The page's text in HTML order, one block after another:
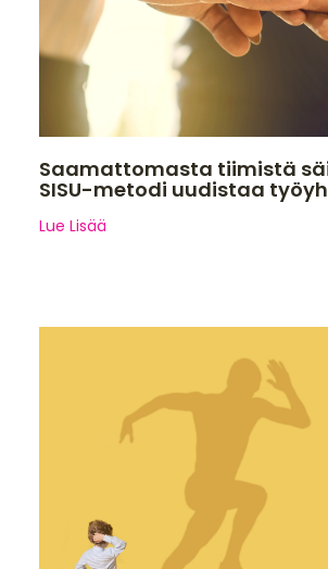
Saamattomasta tiimistä
SISU-metodi uudistaa
Lue Lisää